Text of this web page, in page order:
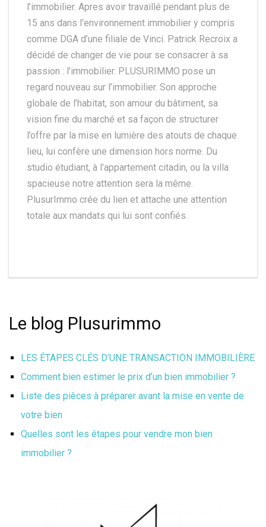
l’immobilier. Apres avoir travaillé pendant plus de
15 ans dans l’environnement immobilier y compris
comme DGA d’une filiale de Vinci. Patrick Recroix a
décidé de changer de vie pour se consacrer à sa
passion : l’immobilier. PLUSURIMMO pose un
regard nouveau sur l’immobilier. Son approche
globale de l’habitat, son amour du bâtiment, sa
vision fine du marché et sa façon de structurer
l’offre par la mise en lumière des atouts de chaque
lieu, lui confère une dimension hors norme. Du
studio étudiant, à l’appartement citadin, ou la villa
spacieuse notre attention sera la même.
PlusurImmo crée du lien et attache une attention
totale aux mandats qui lui sont confiés.
Le blog Plusurimmo
LES ÉTAPES CLÉS D’UNE TRANSACTION IMMOBILIÈRE
Comment bien estimer le prix d’un bien immobilier ?
Liste des pièces à préparer avant la mise en vente de
votre bien
Quelles sont les étapes pour vendre mon bien
immobilier ?